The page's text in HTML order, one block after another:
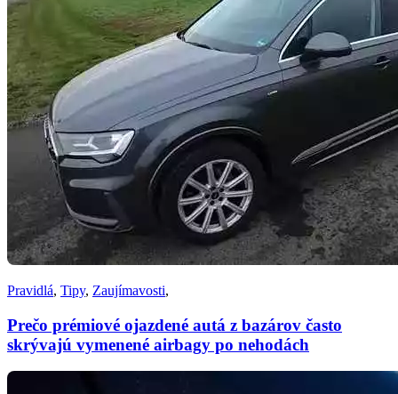
Pravidlá, Tipy, Zaujímavosti,
Prečo prémiové ojazdené autá z bazárov často
skrývajú vymenené airbagy po nehodách